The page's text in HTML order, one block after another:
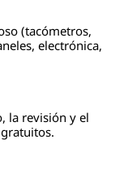
(tacómetros,
electrónica,
la revisión y el